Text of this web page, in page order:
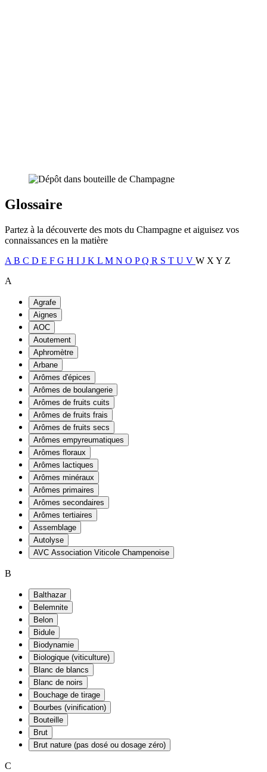
Glossaire
Partez à la découverte des mots du Champagne et aiguisez vos
connaissances en la matière
A B C D E F G H I J K L M N O PQ R S T U V W X Y Z
A
Agrafe
Aignes
AOC
Aoutement
Aphromètre
Arbane
Arômes d'épices
Arômes de boulangerie
Arômes de fruits cuits
Arômes de fruits frais
Arômes de fruits secs
Arômes empyreumatiques
Arômes floraux
Arômes lactiques
Arômes minéraux
Arômes primaires
Arômes secondaires
Arômes tertiaires
Assemblage
Autolyse
AVC Association Viticole Champenoise
B
Balthazar
Belemnite
Belon
Bidule
Biodynamie
Biologique (viticulture)
Blanc de blancs
Blanc de noirs
Bouchage de tirage
Bourbes (vinification)
Bouteille
Brut
Brut nature (pas dosé ou dosage zéro)
C